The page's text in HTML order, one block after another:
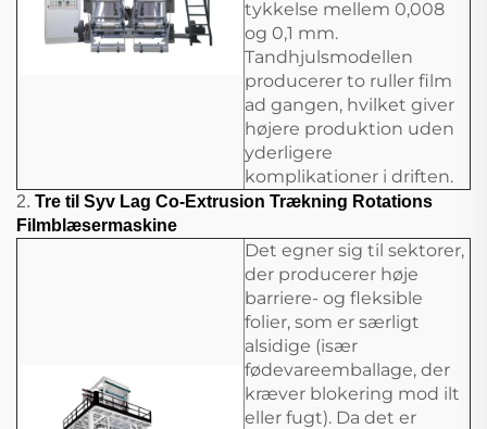
tykkelse mellem 0,008
og 0,1 mm.
Tandhjulsmodellen
producerer to ruller film
ad gangen, hvilket giver
højere produktion uden
yderligere
komplikationer i driften.
2. Tre til Syv Lag Co-Extrusion Trækning Rotations
Filmblæsermaskine
Det egner sig til sektorer,
der producerer høje
barriere- og fleksible
folier, som er særligt
alsidige (især
fødevareemballage, der
kræver blokering mod ilt
eller fugt). Da det er